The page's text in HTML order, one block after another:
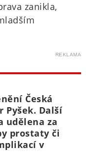
zanikla,
REKLAMA
Česká
Pyšek. Další
udělena za
prostaty či
v